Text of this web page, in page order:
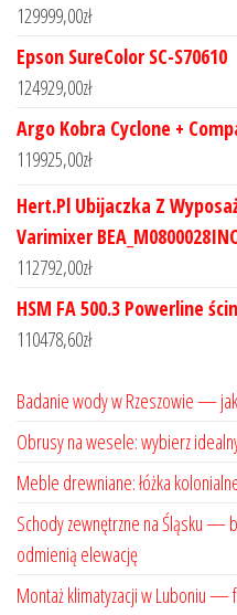
129999,00zł
Epson SureColor SC-S70610
124929,00zł
Argo Kobra Cyclone +
119925,00zł
Hert.Pl Ubijaczka Z
Varimixer
112792,00zł
HSM FA 500.3 Powerline
110478,60zł
Badanie wody w Rzeszowie —
Obrusy na wesele: wybierz
Meble drewniane: łóżka
Schody zewnętrzne na Śląsku —
odmienią elewację
Montaż klimatyzacji w Luboniu —